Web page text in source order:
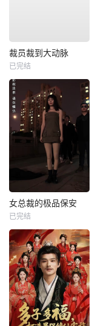
裁员裁到大动脉
已完结
女总裁的极品保安
已完结